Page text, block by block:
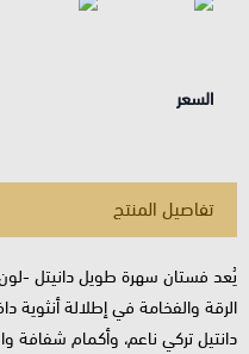
السعر
تفاصيل المنتج
يُعد فستان سهرة طويل دانيتل -
الرقة والفخامة في إطلالة
دانتيل تركي ناعم، وأكمام